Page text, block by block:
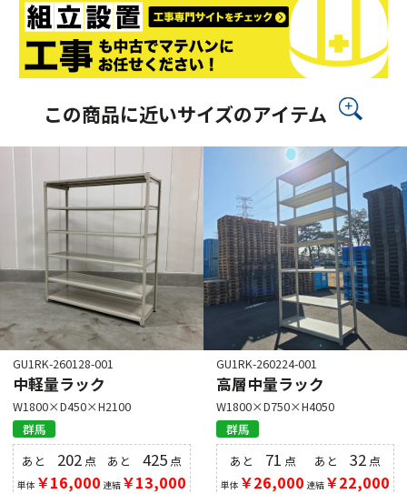
この商品に近いサイズのアイテム
GU1RK-260128-001
中軽量ラック
W1800×D450×H2100
群馬
あと 202 点
単体 ￥16,000
あと 425点
連結￥13,000
GU1RK-260224-001
高層中量ラック
W1800×D750×H4050
群馬
あと 71 点
単体 ￥26,000
あと32 点
連結￥22,000